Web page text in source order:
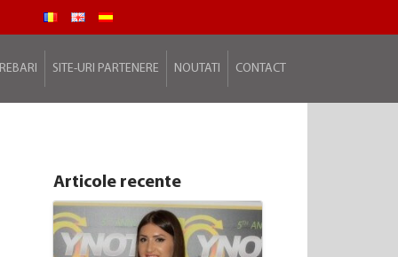
SITE-URI PARTENERE NOUTATI CONTACT
Articole recente